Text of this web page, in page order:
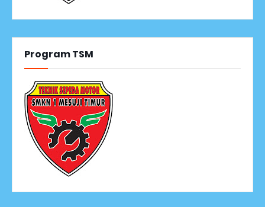
Program TSM